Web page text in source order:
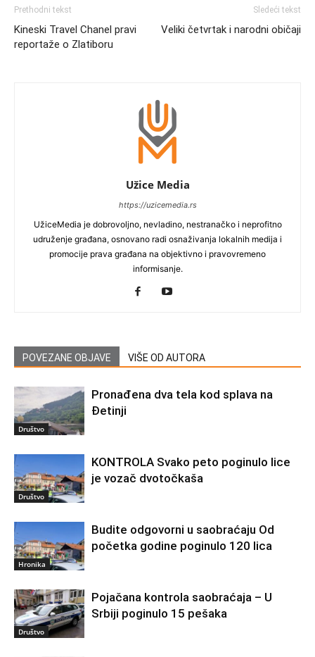
Prethodni tekst
Kineski Travel Chanel pravi
reportaže o Zlatiboru
Sledeći tekst
Veliki četvrtak i narodni običaji
Užice Media
https://uzicemedia.rs
UžiceMedia je dobrovoljno, nevladino, nestranačko i neprofitno
udruženje građana, osnovano radi osnaživanja lokalnih medija i
promocije prava građana na objektivno i pravovremeno
informisanje.
POVEZANE OBJAVE VIŠE OD AUTORA
Društvo
Pronađena dva tela kod splava na
Đetinji
Društvo
KONTROLA Svako peto poginulo lice
je vozač dvotočkaša
Hronika
Budite odgovorni u saobraćaju Od
početka godine poginulo 120 lica
Društvo
Pojačana kontrola saobraćaja – U
Srbiji poginulo 15 pešaka